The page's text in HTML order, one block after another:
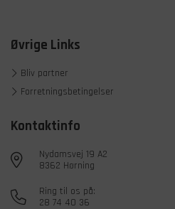
Øvrige Links
Bliv partner
Forretningsbetingelser
Kontaktinfo
Nydamsvej 19 A2
8362 Hørning
Ring til os på:
28 74 40 36